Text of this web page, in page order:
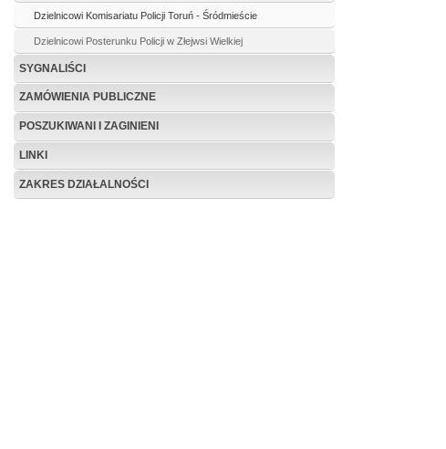
Dzielnicowi Komisariatu Policji Toruń - Śródmieście
Dzielnicowi Posterunku Policji w Złejwsi Wielkiej
SYGNALIŚCI
ZAMÓWIENIA PUBLICZNE
POSZUKIWANI I ZAGINIENI
LINKI
ZAKRES DZIAŁALNOŚCI